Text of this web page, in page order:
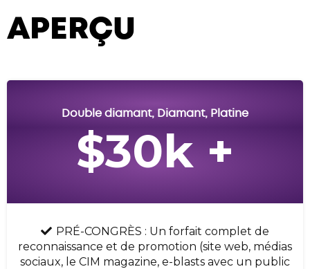
APERÇU
Double diamant, Diamant, Platine
$30k +
PRÉ-CONGRÈS : Un forfait complet de
reconnaissance et de promotion (site web, médias
sociaux, le CIM magazine, e-blasts avec un public